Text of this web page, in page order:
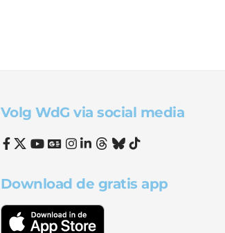
Volg WdG via social media
Download de gratis app